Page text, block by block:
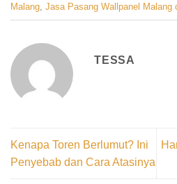
Malang Jasa Pasang Wallpanel Malang
TESSA
Kenapa Toren Berlumut? Ini
Penyebab dan Cara Atasinya